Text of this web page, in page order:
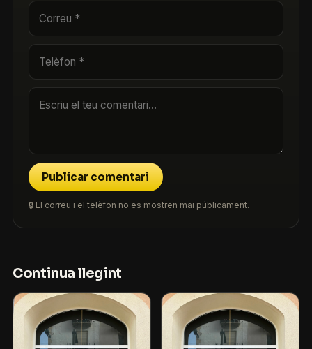
Publicar comentari
🔒 El correu i el telèfon no es mostren mai públicament.
Continua llegint